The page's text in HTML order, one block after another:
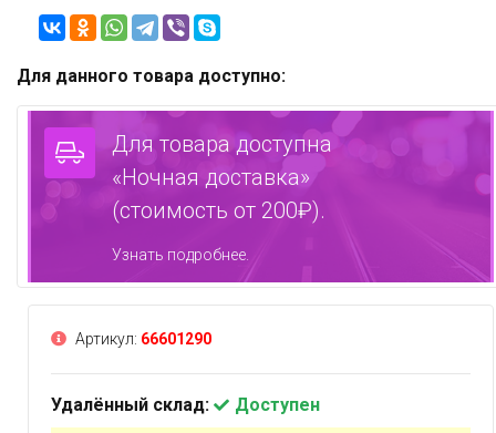
Для данного товара доступно:
Для товара доступна
«Ночная доставка»
(стоимость от 200₽).
Узнать подробнее.
Артикул: 66601290
Удалённый склад:
Доступен